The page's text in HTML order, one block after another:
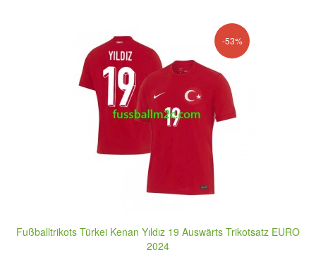
-53%
Fußballtrikots Türkei Kenan Yıldız 19 Auswärts Trikotsatz EURO
2024